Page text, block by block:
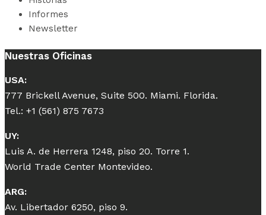
Informes
Newsletter
Nuestras Oficinas
USA:
777 Brickell Avenue, Suite 500. Miami. Florida.
Tel.: +1 (561) 875 7673
UY:
Luis A. de Herrera 1248, piso 20. Torre 1.
World Trade Center Montevideo.
ARG:
Av. Libertador 6250, piso 9.